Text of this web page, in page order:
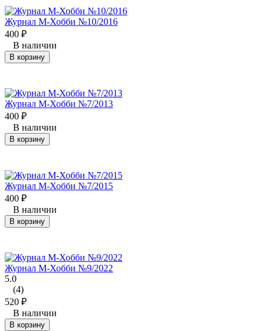
Журнал М-Хобби №10/2016
400 ₽
В наличии
В корзину
Журнал М-Хобби №7/2013
400 ₽
В наличии
В корзину
Журнал М-Хобби №7/2015
400 ₽
В наличии
В корзину
Журнал М-Хобби №9/2022
5.0
(4)
520 ₽
В наличии
В корзину